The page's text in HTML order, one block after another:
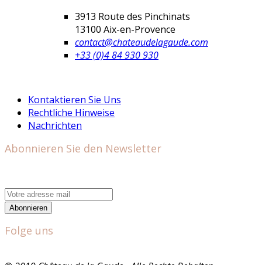
3913 Route des Pinchinats
13100 Aix-en-Provence
contact@chateaudelagaude.com
+33 (0)4 84 930 930
Kontaktieren Sie Uns
Rechtliche Hinweise
Nachrichten
Abonnieren Sie den Newsletter
Abonnieren
Folge uns